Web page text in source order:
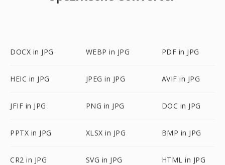
DOCX in JPG WEBP in JPG PDF in JPG
HEIC in JPG JPEG in JPG AVIF in JPG
JFIF in JPG PNG in JPG DOC in JPG
PPTX in JPG XLSX in JPG BMP in JPG
CR2 in JPG SVG in JPG HTML in JPG